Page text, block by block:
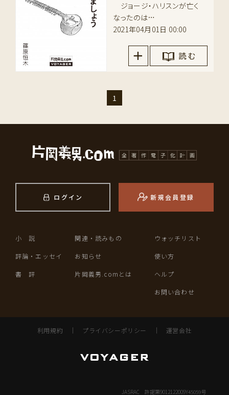
ジョージ・ハリスンが亡く
なったのは…
2021年04月01日 00:00
読 む
1
ログイン 新規会員登録
小 説
評論・エッセイ
書 評
関連・読みもの
お知らせ
片岡義男.comとは
ウォッチリスト
使い方
ヘルプ
お問い合わせ
利用規約 ｜ プライバシーポリシー ｜ 運営会社
JASRAC 許諾第9012122009Y45059号